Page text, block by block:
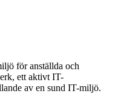
för anställda och
ett aktivt IT-
av en sund IT-miljö.